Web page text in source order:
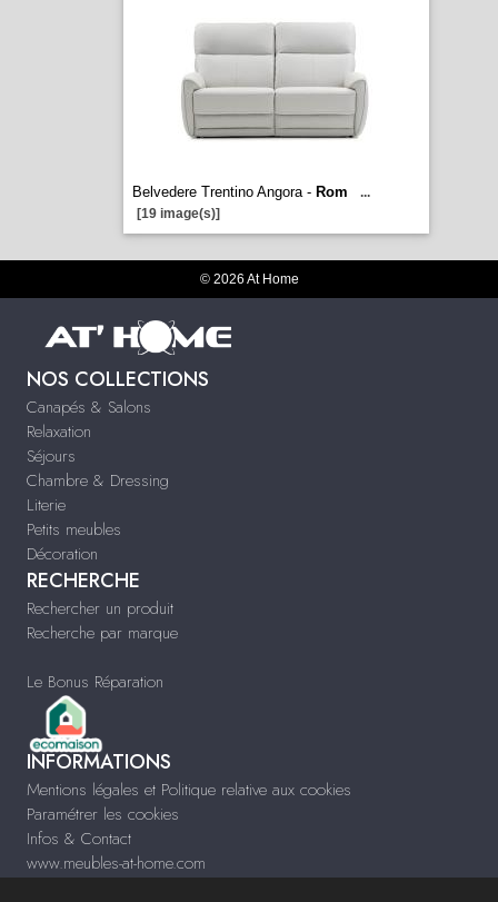
Belvedere Trentino Angora - Rom
...
[19 image(s)]
© 2026 At Home
NOS COLLECTIONS
Canapés & Salons
Relaxation
Séjours
Chambre & Dressing
Literie
Petits meubles
Décoration
RECHERCHE
Rechercher un produit
Recherche par marque
Le Bonus Réparation
INFORMATIONS
Mentions légales et Politique relative aux cookies
Paramétrer les cookies
Infos & Contact
www.meubles-at-home.com